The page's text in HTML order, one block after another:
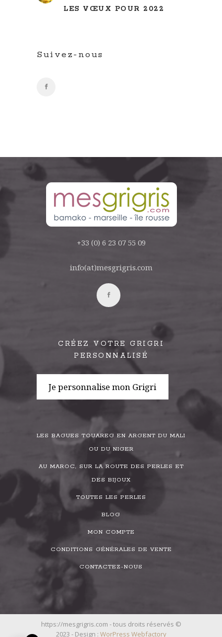
LES VŒUX POUR 2022
Suivez-nous
+33 (0) 6 23 07 55 09
info(at)mesgrigris.com
CRÉEZ VOTRE GRIGRI
PERSONNALISÉ
Je personnalise mon Grigri
LES BAGUES TOUAREG EN ARGENT DU MALI
OU DU NIGER
AU MAROC, SUR LA ROUTE DES PERLES ET
DES BIJOUX
TOUTES LES PERLES
BLOG
MON COMPTE
CONDITIONS GÉNÉRALES DE VENTE
CONTACTEZ-NOUS
https://mesgrigris.com - tous droits réservés ©
2023 - Design : WorPress Webfactory